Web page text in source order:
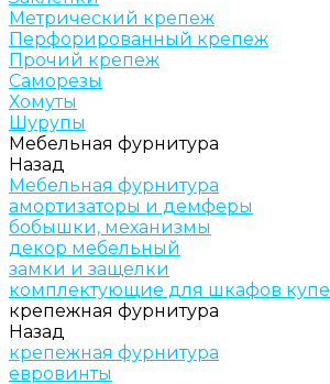
Метрический крепеж
Перфорированный крепеж
Прочий крепеж
Саморезы
Хомуты
Шурупы
Мебельная фурнитура
Назад
Мебельная фурнитура
амортизаторы и демферы
бобышки, механизмы
декор мебельный
замки и защелки
комплектующие для шкафов купе
крепежная фурнитура
Назад
крепежная фурнитура
евровинты